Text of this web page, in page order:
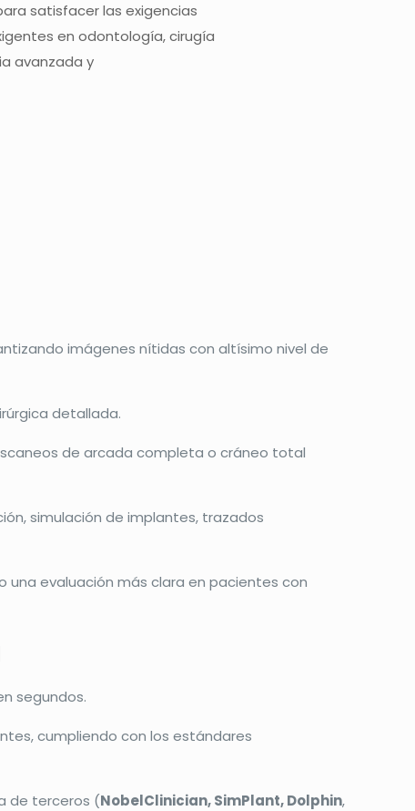
satisfacer las exigencias
en odontología, cirugía
avanzada y
imágenes nítidas con altísimo nivel de
detallada.
de arcada completa o cráneo total
simulación de implantes, trazados
una evaluación más clara en pacientes con
segundos.
cumpliendo con los estándares
de terceros (NobelClinician, SimPlant, Dolphin,